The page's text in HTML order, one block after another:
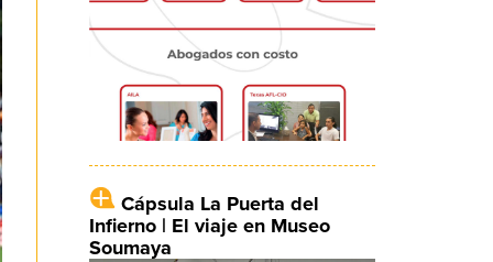
Cápsula La Puerta del
Infierno | El viaje en Museo
Soumaya